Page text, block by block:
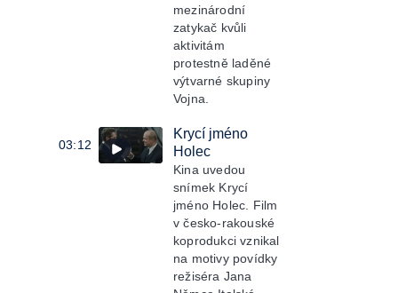
mezinárodní
zatykač kvůli
aktivitám
protestně laděné
výtvarné skupiny
Vojna.
03:12
Krycí jméno
Holec
Kina uvedou
snímek Krycí
jméno Holec. Film
v česko-rakouské
koprodukci vznikal
na motivy povídky
režiséra Jana